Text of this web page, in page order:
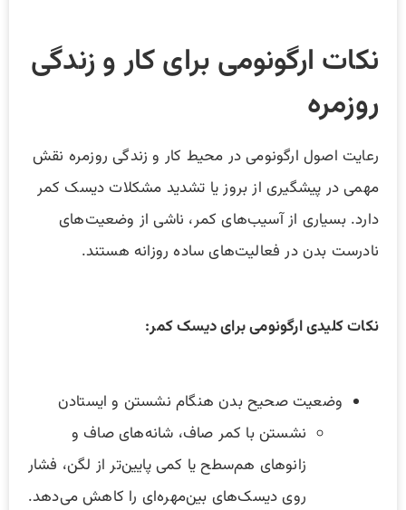
نکات ارگونومی برای کار و زندگی
روزمره
رعایت اصول ارگونومی در محیط کار و زندگی روزمره نقش
مهمی در پیشگیری از بروز یا تشدید مشکلات دیسک کمر
دارد. بسیاری از آسیب‌های کمر، ناشی از وضعیت‌های
نادرست بدن در فعالیت‌های ساده روزانه هستند.
نکات کلیدی ارگونومی برای دیسک کمر:
وضعیت صحیح بدن هنگام نشستن و ایستادن
نشستن با کمر صاف، شانه‌های صاف و
زانوهای هم‌سطح یا کمی پایین‌تر از لگن، فشار
روی دیسک‌های بین‌مهره‌ای را کاهش می‌دهد.